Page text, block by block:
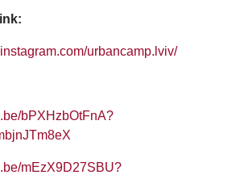
urbancamp.lviv/
bPXHzbOtFnA?
mEzX9D27SBU?